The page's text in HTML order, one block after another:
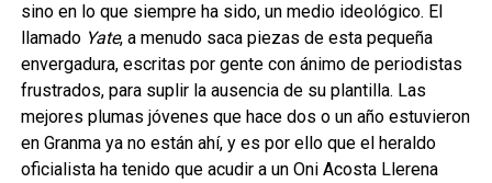
sino en lo que siempre ha sido, un medio ideológico. El
llamado Yate, a menudo saca piezas de esta pequeña
envergadura, escritas por gente con ánimo de periodistas
frustrados, para suplir la ausencia de su plantilla. Las
mejores plumas jóvenes que hace dos o un año estuvieron
en Granma ya no están ahí, y es por ello que el heraldo
oficialista ha tenido que acudir a un Oni Acosta Llerena